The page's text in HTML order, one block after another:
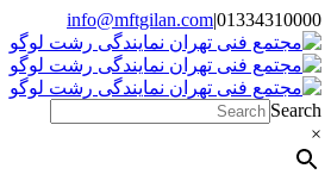
Skip
to
content
01334310000
|
info@mftgilan.com
Instagram
LinkedIn
Search
×